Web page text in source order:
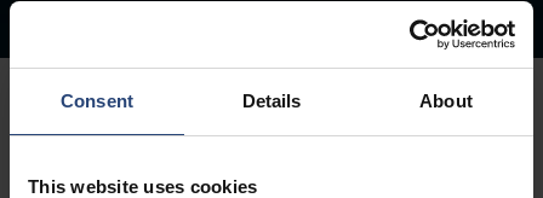
Consent Details About
This website uses cookies